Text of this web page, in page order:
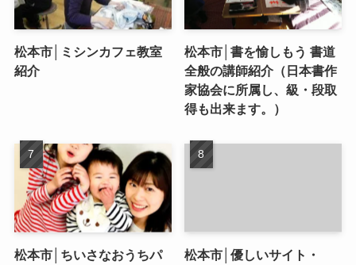
松本市│ミシンカフェ教室
紹介
松本市│書を愉しもう 書道
全般の講師紹介（日本書作
家協会に所属し、級・段取
得も出来ます。）
松本市│ちいさなおうちパ
松本市│優しいサイト・